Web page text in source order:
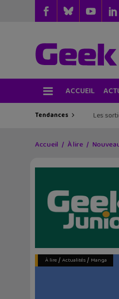
ACCUEIL
Tendances Les
Accueil À lire
À lire/ Actualités/ Manga